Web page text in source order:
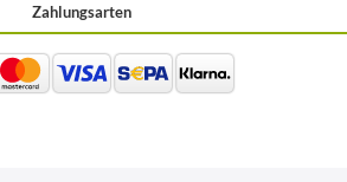
Zahlungsarten